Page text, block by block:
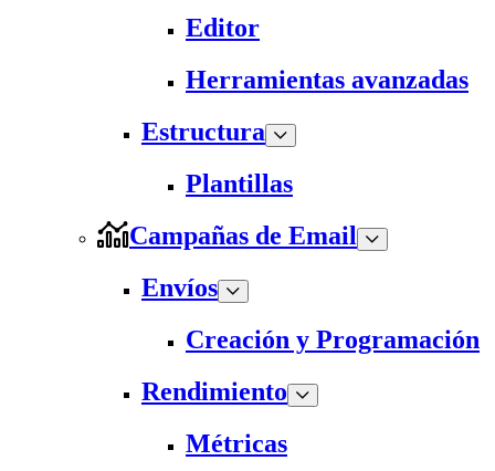
Editor
Herramientas avanzadas
Estructura
Plantillas
Campañas de Email
Envíos
Creación y Programación
Rendimiento
Métricas